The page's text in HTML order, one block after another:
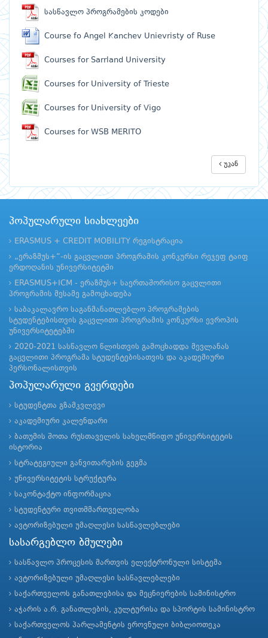
სასწავლო პროგრამების კოდები
Course fo Angel Kanchev Unievristy of Ruse
Courses for Sarrland University
Courses for University of Trieste
Courses for University of Vigo
Courses for WSB MERITO
უკან
პოპულარული სიახლეები
ERASMUS + CREDIT MOBILITY რეგისტრაცია
„ერაზმუს+“-ის გაცვლითი პროგრამის კონკურსი რეჯეფ ტაიფ
ერდოღანის უნივერსიტეტში
ERASMUS+ICM - ერაზმუს+ საერთაშორისო გაცვლითი
პროგრამის მესამე გამოცხადება
საბაკალავრო საგანმანათლებლო პროგრამების
სტუდენტებისთვის გაცვლითი პროგრამის კონკურსი ევროპის
უნივერსიტეტებში
2020-2021 სასწავლო წლისთვის გამოცხადდა მევლანას
გაცვლითი პროგრამა სტუდენტებისათვის და აკადემიური
პერსონალისთვის
პოპულარული გვერდები
სტუდენტთა გზამკვლევი
აკადემიური კალენდარი
ბათუმის შოთა რუსთაველის სახელმწიფო უნივერსიტეტის
ისტორია
სტრატეგიული განვითარების გეგმა
უნივერსიტეტის სტრუქტურა
საკონტაქტო ინფორმაცია
სტუდენტური თვითმმართველობა
ავტორიზებული უმაღლესი სასწავლებლები
სასარგებლო ბმულები
სასწავლო პროცესის მართვის ელექტრონული სისტემა
ავტორიზებული უმაღლესი სასწავლებლები
საქართველოს განათლებისა და მეცნიერების სამინისტრო
აჭარის ა.რ. განათლების, კულტურისა და სპორტის სამინისტრო
საქართველოს პარლამენტის ეროვნული ბიბლიოთეკა